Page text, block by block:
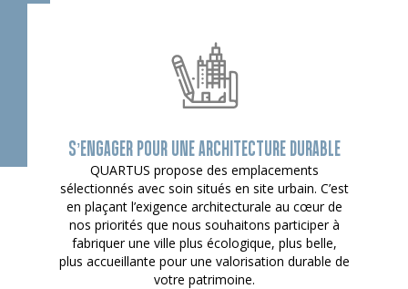
S’ENGAGER POUR UNE ARCHITECTURE DURABLE
QUARTUS propose des emplacements
sélectionnés avec soin situés en site urbain. C’est
en plaçant l’exigence architecturale au cœur de
nos priorités que nous souhaitons participer à
fabriquer une ville plus écologique, plus belle,
plus accueillante pour une valorisation durable de
votre patrimoine.